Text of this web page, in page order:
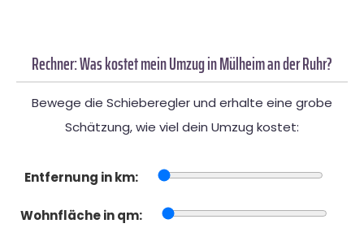
Rechner: Was kostet mein Umzug in Mülheim an der Ruhr?
Bewege die Schieberegler und erhalte eine grobe
Schätzung, wie viel dein Umzug kostet:
Entfernung in km:
Wohnfläche in qm: